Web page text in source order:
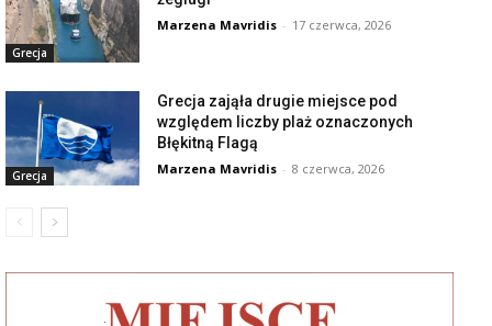
Grecja
Marzena Mavridis - 17 czerwca, 2026
Grecja
Grecja zająła drugie miejsce pod
względem liczby plaż oznaczonych
Błękitną Flagą
Marzena Mavridis - 8 czerwca, 2026